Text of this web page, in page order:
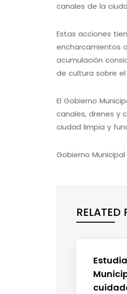
canales de la
Estas acciones
encharcamientos
acumulación
de cultura sobre
El Gobierno
canales, drenes y
ciudad limpia y
Gobierno
RELATED